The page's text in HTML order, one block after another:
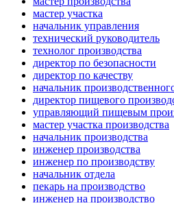
мастер участка
начальник управления
технический руководитель
технолог производства
директор по безопасности
директор по качеству
начальник
директор пищевого
управляющий пищевым
мастер участка производства
начальник производства
инженер производства
инженер по производству
начальник отдела
пекарь на производство
инженер на производство